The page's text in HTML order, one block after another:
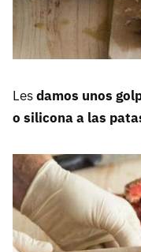
Lesdamos unos
o silicona a las